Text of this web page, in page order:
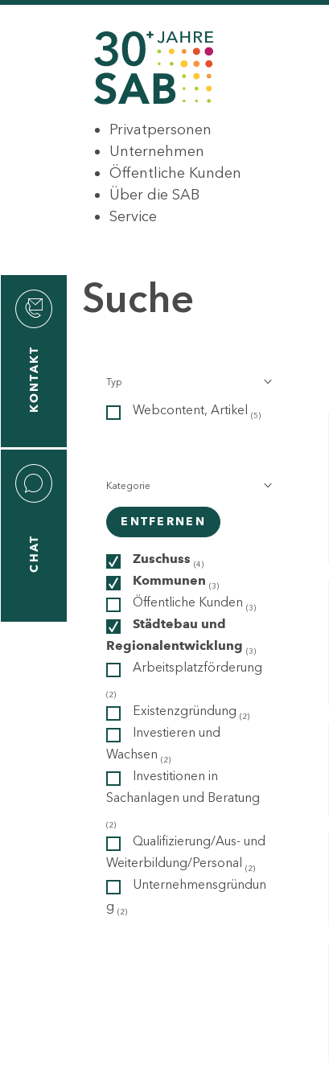
Privatpersonen
Unternehmen
Öffentliche Kunden
Über die SAB
Service
KONTAKT
CHAT
Suche
Typ
Webcontent, Artikel (5)
Kategorie
ENTFERNEN
Zuschuss (4)
Kommunen (3)
Öffentliche Kunden (3)
Städtebau und
Regionalentwicklung (3)
Arbeitsplatzförderung
(2)
Existenzgründung (2)
Investieren und
Wachsen (2)
Investitionen in
Sachanlagen und Beratung
(2)
Qualifizierung/Aus- und
Weiterbildung/Personal (2)
Unternehmensgründun
g (2)